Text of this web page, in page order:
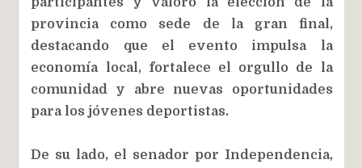
provincia como sede de la gran final,
destacando que el evento impulsa la
economía local, fortalece el orgullo de la
comunidad y abre nuevas oportunidades
para los jóvenes deportistas.
De su lado, el senador por Independencia,